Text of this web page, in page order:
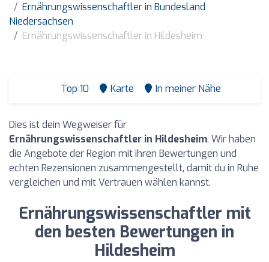
Ernährungswissenschaftler in Bundesland
Niedersachsen
Ernährungswissenschaftler in Hildesheim
Top 10 Karte In meiner Nähe
Dies ist dein Wegweiser für
Ernährungswissenschaftler in Hildesheim. Wir haben
die Angebote der Region mit ihren Bewertungen und
echten Rezensionen zusammengestellt, damit du in Ruhe
vergleichen und mit Vertrauen wählen kannst.
Ernährungswissenschaftler mit
den besten Bewertungen in
Hildesheim